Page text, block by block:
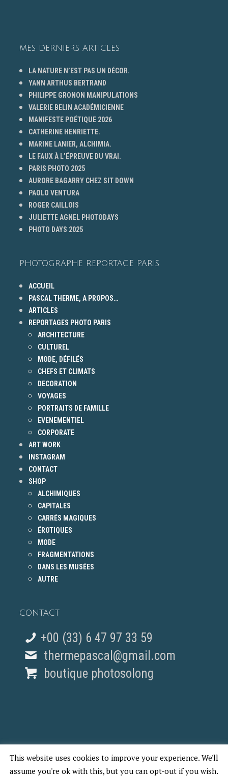
MES DERNIERS ARTICLES
LA NATURE N’EST PAS UN DÉCOR.
YANN ARTHUS BERTRAND
PHILIPPE GRONON MANIPULATIONS
VALERIE BELIN ACADÉMICIENNE
MANIFESTE POÉTIQUE 2026
CATHERINE HENRIETTE.
MARINE LANIER, ALCHIMIA.
LE FAUX À L’ÉPREUVE DU VRAI.
PARIS PHOTO 2025
AURORE BAGARRY CHEZ SIT DOWN
PAOLO VENTURA
ROGER CAILLOIS
JULIETTE AGNEL PHOTODAYS
PHOTO DAYS 2025
PHOTOGRAPHE REPORTAGE PARIS
ACCUEIL
PASCAL THERME, A PROPOS…
ARTICLES
REPORTAGES PHOTO PARIS
ARCHITECTURE
CULTUREL
MODE, DÉFILÉS
CHEFS ET CLIMATS
DECORATION
VOYAGES
PORTRAITS DE FAMILLE
EVENEMENTIEL
CORPORATE
ART WORK
INSTAGRAM
CONTACT
SHOP
ALCHIMIQUES
CAPITALES
CARRÉS MAGIQUES
ÉROTIQUES
MODE
FRAGMENTATIONS
DANS LES MUSÉES
AUTRE
CONTACT
+00 (33) 6 47 97 33 59
thermepascal@gmail.com
boutique photosolong
© 2018 Pascal Therme - REPORTAGES PHOTO PARIS
This website uses cookies to improve your experience. We'll
assume you're ok with this, but you can opt-out if you wish.